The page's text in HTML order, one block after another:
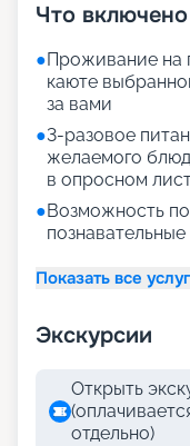
Что
●Проживание на
каюте
за вами
●3-разовое
желаемого
в опросном
●Возможность
Показать все
Экскурсии
Открыть
отдельно)